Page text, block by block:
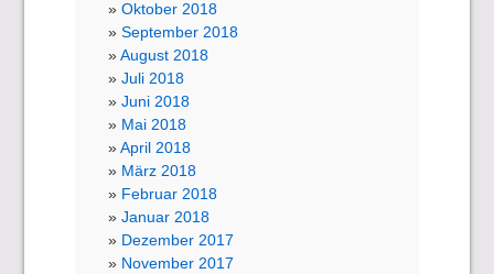
Oktober 2018
September 2018
August 2018
Juli 2018
Juni 2018
Mai 2018
April 2018
März 2018
Februar 2018
Januar 2018
Dezember 2017
November 2017